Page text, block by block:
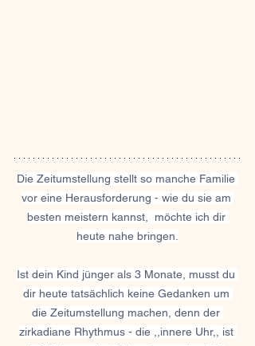
Die Zeitumstellung stellt so manche Familie
vor eine Herausforderung - wie du sie am
besten meistern kannst,  möchte ich dir
heute nahe bringen.
Ist dein Kind jünger als 3 Monate, musst du
dir heute tatsächlich keine Gedanken um
die Zeitumstellung machen, denn der
zirkadiane Rhythmus - die ,,innere Uhr,, ist